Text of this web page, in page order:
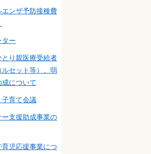
ンザ予防接種費
ター
とり親医療受給者
セット等）、弱
について
育て会議
支援助成事業の
児応援事業につ